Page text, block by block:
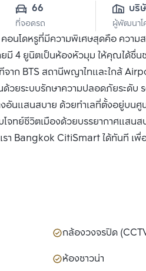
66
ที่จอดรถ
บริ
จำกั
ผู้พัฒนาโ
นโดหรูที่มีความพิเศษสุดคือ ความ
มี 4 ยูนิตเป็นห้องหัวมุม ให้คุณได้ชื่
าก BTS สถานีพญาไทและใกล้
นด้วยระบบรักษาความปลอดภัยระ
อันแสนสบาย ด้วยทำเลที่ตั้งอยู่บน
ย์ชีวิตเมืองด้วยบรรยากาศแสนส
า Bangkok CitiSmart ได้ทันที เพื่
กล้องวงจรปิด
ห้องซาวน่า